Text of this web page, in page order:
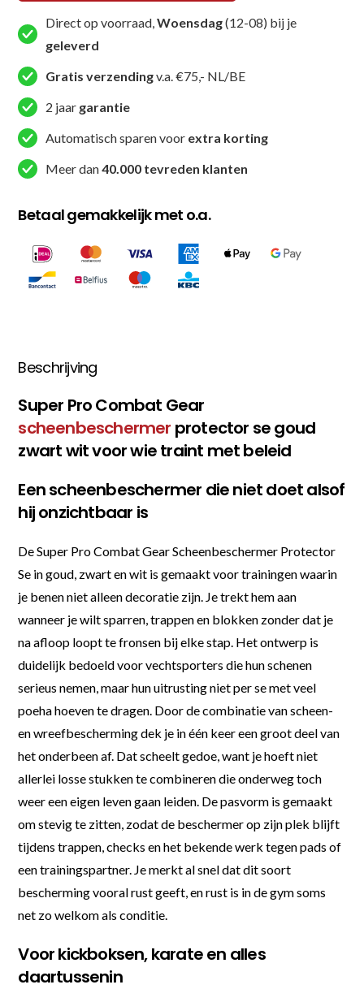
Direct op voorraad,Woensdag(12-08) bij je
geleverd
Gratis verzendingv.a. €75,- NL/BE
2 jaar garantie
Automatisch sparen voor extra korting
Meer dan40.000 tevreden klanten
Betaal gemakkelijk met o.a.
Beschrijving
Super Pro Combat Gear
scheenbeschermer protector se goud
zwart wit voor wie traint met beleid
Een scheenbeschermer die niet doet alsof
hij onzichtbaar is
De Super Pro Combat Gear Scheenbeschermer Protector
Se in goud, zwart en wit is gemaakt voor trainingen waarin
je benen niet alleen decoratie zijn. Je trekt hem aan
wanneer je wilt sparren, trappen en blokken zonder dat je
na afloop loopt te fronsen bij elke stap. Het ontwerp is
duidelijk bedoeld voor vechtsporters die hun schenen
serieus nemen, maar hun uitrusting niet per se met veel
poeha hoeven te dragen. Door de combinatie van scheen-
en wreefbescherming dek je in één keer een groot deel van
het onderbeen af. Dat scheelt gedoe, want je hoeft niet
allerlei losse stukken te combineren die onderweg toch
weer een eigen leven gaan leiden. De pasvorm is gemaakt
om stevig te zitten, zodat de beschermer op zijn plek blijft
tijdens trappen, checks en het bekende werk tegen pads of
een trainingspartner. Je merkt al snel dat dit soort
bescherming vooral rust geeft, en rust is in de gym soms
net zo welkom als conditie.
Voor kickboksen, karate en alles
daartussenin